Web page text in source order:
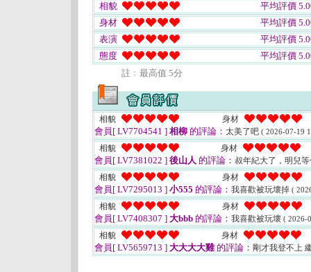
相貌
平均評價
身材
平均評價
表演
平均評價
態度
平均評價
註﹕最高值 5分
相貌 身材
會員[ LV7704541 ] 相柳 的評論： 太美了吧 ( 2026-07-19
相貌 身材
會員[ LV7381022 ] 後山人 的評論： 叔年紀大了，明兒
相貌
身材
會員[ LV7295013 ] 小555 的評論： 我喜歡被玩壞掉 (
相貌 身材
會員[ LV7408307 ] 大bbb 的評論： 我喜歡被玩壞 ( 2026-
相貌 身材
會員[ LV5659713 ] 大大大大雞的評論： 剛才我登不上